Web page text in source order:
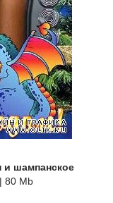
и шампанское
80 Mb